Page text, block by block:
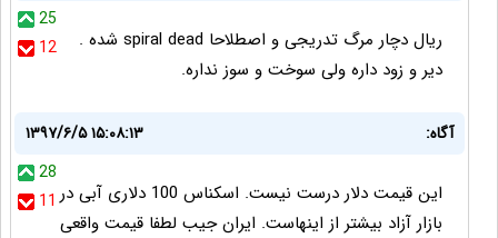
25
12
ریال دچار مرگ تدریجی و اصطلاحا spiral dead شده .
دیر و زود داره ولی سوخت و سوز نداره.
آگاه:
۱۳۹۷/۶/۵ ۱۵:۰۸:۱۳
28
11 این قیمت دلار درست نیست. اسکناس 100 دلاری آبی در
بازار آزاد بیشتر از اینهاست. ایران جیب لطفا قیمت واقعی